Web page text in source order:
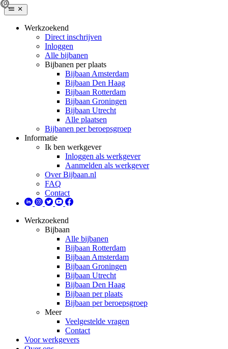
Werkzoekend
Direct inschrijven
Inloggen
Alle bijbanen
Bijbanen per plaats
Bijbaan Amsterdam
Bijbaan Den Haag
Bijbaan Rotterdam
Bijbaan Groningen
Bijbaan Utrecht
Alle plaatsen
Bijbanen per beroepsgroep
Informatie
Ik ben werkgever
Inloggen als werkgever
Aanmelden als werkgever
Over Bijbaan.nl
FAQ
Contact
Werkzoekend
Bijbaan
Alle bijbanen
Bijbaan Rotterdam
Bijbaan Amsterdam
Bijbaan Groningen
Bijbaan Utrecht
Bijbaan Den Haag
Bijbaan per plaats
Bijbaan per beroepsgroep
Meer
Veelgestelde vragen
Contact
Voor werkgevers